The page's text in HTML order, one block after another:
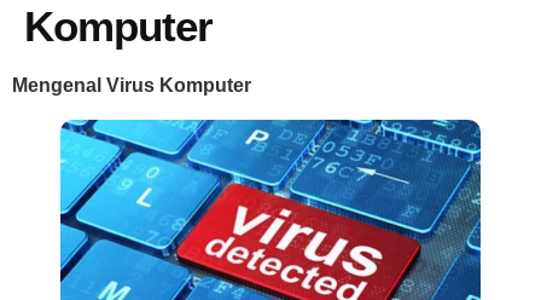
Komputer
Mengenal Virus Komputer